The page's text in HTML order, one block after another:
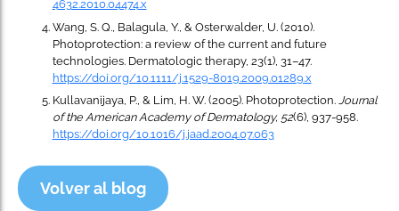
4632.2010.04474.x
Wang, S. Q., Balagula, Y., & Osterwalder, U. (2010).
Photoprotection: a review of the current and future
technologies. Dermatologic therapy, 23(1), 31–47.
https://doi.org/10.1111/j.1529-8019.2009.01289.x
Kullavanijaya, P., & Lim, H. W. (2005). Photoprotection. Journal
of the American Academy of Dermatology, 52(6), 937-958.
https://doi.org/10.1016/j.jaad.2004.07.063
Volver al blog